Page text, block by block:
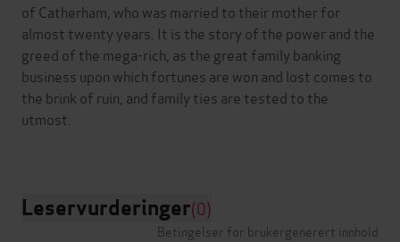
of Catherham, who was married to their mother for
almost twenty years. It is the story of the power and the
greed of the mega-rich, as the great family banking
business upon which fortunes are won and lost comes to
the brink of ruin, and family ties are tested to the
utmost.
Leservurderinger(0)
Betingelser for brukergenerert innhold